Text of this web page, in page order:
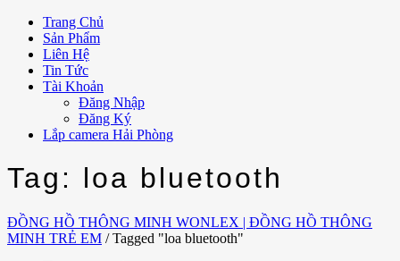
Trang Chủ
Sản Phẩm
Liên Hệ
Tin Tức
Tài Khoản
Đăng Nhập
Đăng Ký
Lắp camera Hải Phòng
Tag: loa bluetooth
ĐỒNG HỒ THÔNG MINH WONLEX | ĐỒNG HỒ THÔNG
MINH TRẺ EM / Tagged "loa bluetooth"